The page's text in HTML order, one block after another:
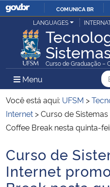
O
COMUNICA BR
Ministério da Justiça e Segurança
Ministério da Defesa
Ministério das Relações Exteriores
Ministério da Economia
Ministério da Infraestrutura
Ministério da Agricultura, Pecuária e
LANGUAGES
Curso de Graduação –
Menu Menu Principal
Você está aqui: UFSM >
Internet >Curso de
Coffee Break nesta quinta-
Início do conteúdo
Curso de
Internet